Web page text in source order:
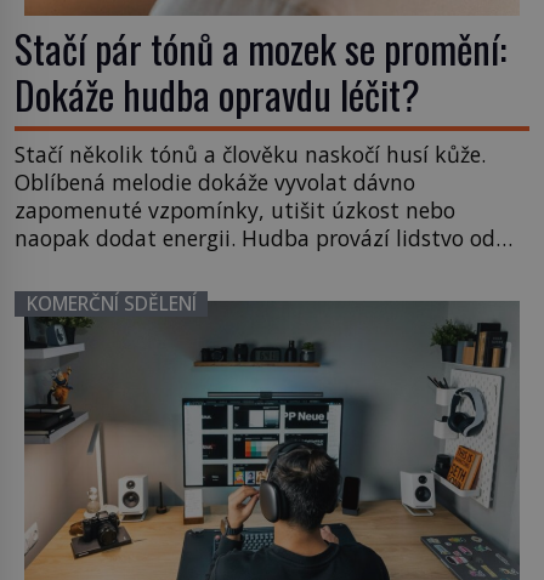
Stačí pár tónů a mozek se promění:
Dokáže hudba opravdu léčit?
Stačí několik tónů a člověku naskočí husí kůže.
Oblíbená melodie dokáže vyvolat dávno
zapomenuté vzpomínky, utišit úzkost nebo
naopak dodat energii. Hudba provází lidstvo od
Moderní věda stále častěji potvrzuje, že správně
zvolené zvuky dokážou ovlivnit činnost mozku,
srdeční rytmus, hladinu stresu i proces
uzdravování. Může […]
KOMERČNÍ SDĚLENÍ